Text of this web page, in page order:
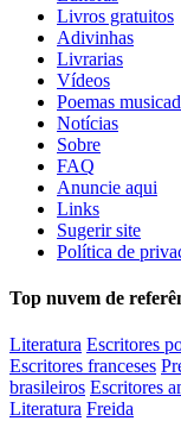
Livros gratuitos
Adivinhas
Livrarias
Vídeos
Poemas
Notícias
Sobre
FAQ
Anuncie aqui
Links
Sugerir site
Política de
Top nuvem de
Literatura Escritores
Escritores franceses
brasileiros Escritores
Literatura Freida